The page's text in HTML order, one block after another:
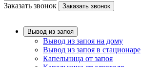
Заказать звонок Заказать звонок
Вывод из запоя
Вывод из запоя на дому
Вывод из запоя в стационаре
Капельница от запоя